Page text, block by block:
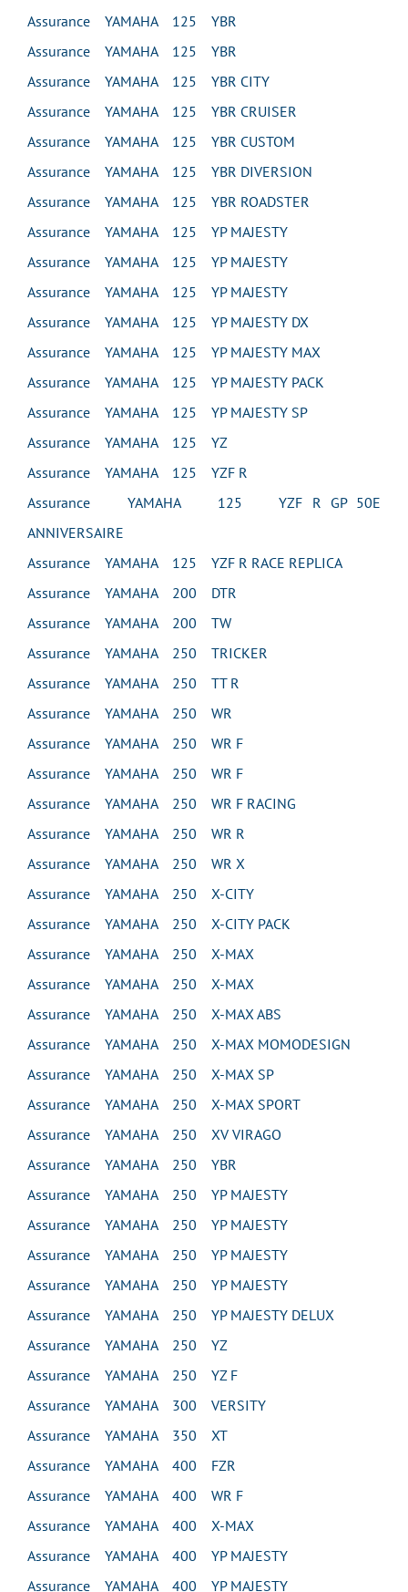
Assurance YAMAHA 125 YBR
Assurance YAMAHA 125 YBR
Assurance YAMAHA 125 YBR CITY
Assurance YAMAHA 125 YBR CRUISER
Assurance YAMAHA 125 YBR CUSTOM
Assurance YAMAHA 125 YBR DIVERSION
Assurance YAMAHA 125 YBR ROADSTER
Assurance YAMAHA 125 YP MAJESTY
Assurance YAMAHA 125 YP MAJESTY
Assurance YAMAHA 125 YP MAJESTY
Assurance YAMAHA 125 YP MAJESTY DX
Assurance YAMAHA 125 YP MAJESTY MAX
Assurance YAMAHA 125 YP MAJESTY PACK
Assurance YAMAHA 125 YP MAJESTY SP
Assurance YAMAHA 125 YZ
Assurance YAMAHA 125 YZF R
Assurance YAMAHA 125 YZF R GP 50E
ANNIVERSAIRE
Assurance YAMAHA 125 YZF R RACE REPLICA
Assurance YAMAHA 200 DTR
Assurance YAMAHA 200 TW
Assurance YAMAHA 250 TRICKER
Assurance YAMAHA 250 TT R
Assurance YAMAHA 250 WR
Assurance YAMAHA 250 WR F
Assurance YAMAHA 250 WR F
Assurance YAMAHA 250 WR F RACING
Assurance YAMAHA 250 WR R
Assurance YAMAHA 250 WR X
Assurance YAMAHA 250 X-CITY
Assurance YAMAHA 250 X-CITY PACK
Assurance YAMAHA 250 X-MAX
Assurance YAMAHA 250 X-MAX
Assurance YAMAHA 250 X-MAX ABS
Assurance YAMAHA 250 X-MAX MOMODESIGN
Assurance YAMAHA 250 X-MAX SP
Assurance YAMAHA 250 X-MAX SPORT
Assurance YAMAHA 250 XV VIRAGO
Assurance YAMAHA 250 YBR
Assurance YAMAHA 250 YP MAJESTY
Assurance YAMAHA 250 YP MAJESTY
Assurance YAMAHA 250 YP MAJESTY
Assurance YAMAHA 250 YP MAJESTY
Assurance YAMAHA 250 YP MAJESTY DELUX
Assurance YAMAHA 250 YZ
Assurance YAMAHA 250 YZ F
Assurance YAMAHA 300 VERSITY
Assurance YAMAHA 350 XT
Assurance YAMAHA 400 FZR
Assurance YAMAHA 400 WR F
Assurance YAMAHA 400 X-MAX
Assurance YAMAHA 400 YP MAJESTY
Assurance YAMAHA 400 YP MAJESTY